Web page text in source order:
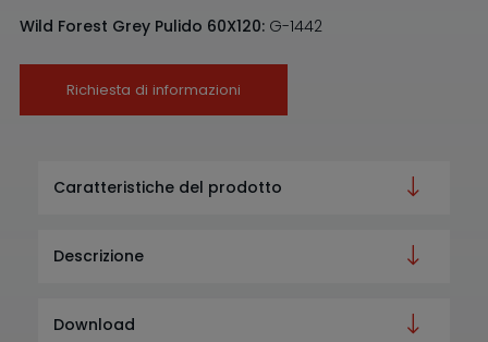
Wild Forest Grey Pulido 60X120: G-1442
Richiesta di informazioni
Caratteristiche del prodotto
Descrizione
Download